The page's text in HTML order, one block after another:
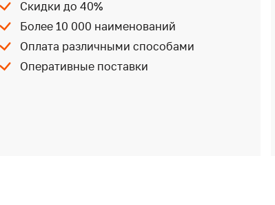
Скидки до 40%
Более 10 000 наименований
Оплата различными способами
Оперативные поставки